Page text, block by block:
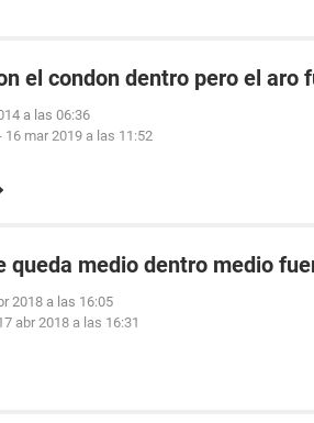
el condon dentro pero el aro
a las 06:36
16 mar 2019 a las 11:52
queda medio dentro medio
2018 a las 16:05
abr 2018 a las 16:31